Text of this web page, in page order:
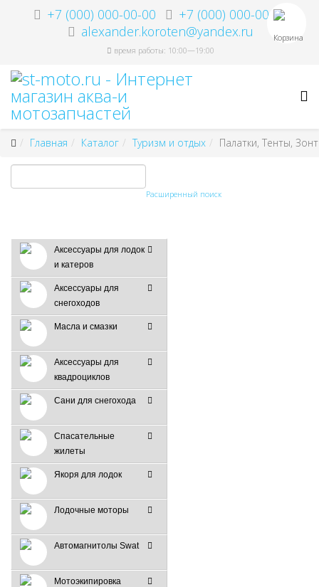
+7 (000) 000-00-00
+7 (000) 000-00-00
alexander.koroten@yandex.ru
время работы: 10:00—19:00
Корзина
Главная Каталог Туризм и отдых Палатки, Тенты,
Расширенный поиск
Аксессуары для лодок
и катеров
Аксессуары для
снегоходов
Масла и смазки
Аксессуары для
квадроциклов
Сани для снегохода
Спасательные
жилеты
Якоря для лодок
Лодочные моторы
Автомагнитолы Swat
Мотоэкипировка